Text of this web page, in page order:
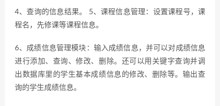
4、查询的信息结果。 5、课程信息管理：设置课程号，课
程名，先修课等课程信息。
6、成绩信息管理模块：输入成绩信息，并可以对成绩信息
进行添加、查询、修改、删除。还可以用关键字查询并调
出数据库里的学生基本成绩信息的修改、删除等。输出查
询的学生成绩信息。